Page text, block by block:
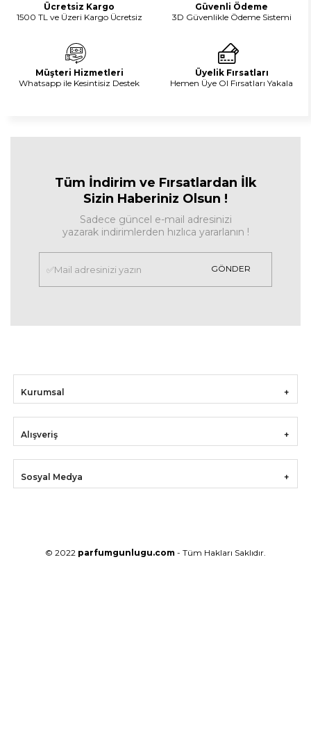
Ücretsiz Kargo
1500 TL ve Üzeri Kargo Ücretsiz
Güvenli Ödeme
3D Güvenlikle Ödeme Sistemi
Müşteri Hizmetleri
Whatsapp ile Kesintisiz Destek
Üyelik Fırsatları
Hemen Üye Ol Fırsatları Yakala
Tüm İndirim ve Fırsatlardan İlk
Sizin Haberiniz Olsun !
Sadece güncel e-mail adresinizi
yazarak indirimlerden hızlıca yararlanın !
GÖNDER
Kurumsal
Alışveriş
Sosyal Medya
© 2022 parfumgunlugu.com - Tüm Hakları Saklıdır.